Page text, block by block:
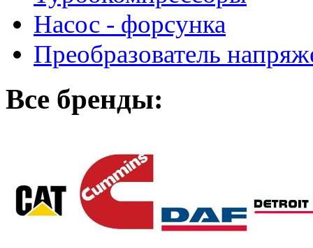
Насос - форсунка
Преобразователь
Все бренды: